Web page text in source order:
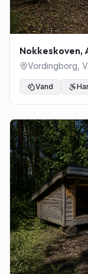
Nokkeskoven,
Vordingborg
Vand